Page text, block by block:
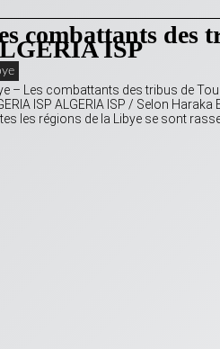
combattants des
ISP
– Les combattants des tribus de
ISP ALGERIA ISP / Selon
les régions de la Libye se sont